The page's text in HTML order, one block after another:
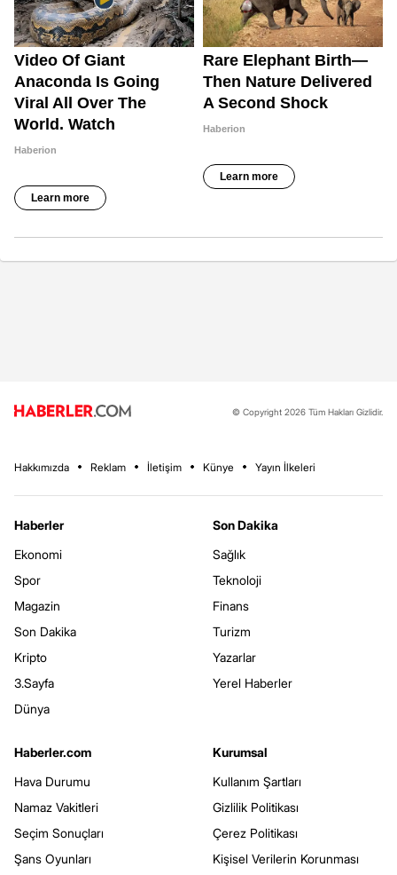
© Copyright 2026 Tüm Hakları Gizlidir.
Hakkımızda Reklam İletişim Künye Yayın İlkeleri
Haberler
Ekonomi
Spor
Magazin
Son Dakika
Kripto
3.Sayfa
Dünya
Son Dakika
Sağlık
Teknoloji
Finans
Turizm
Yazarlar
Yerel Haberler
Haberler.com
Hava Durumu
Namaz Vakitleri
Seçim Sonuçları
Şans Oyunları
Kurumsal
Kullanım Şartları
Gizlilik Politikası
Çerez Politikası
Kişisel Verilerin Korunması